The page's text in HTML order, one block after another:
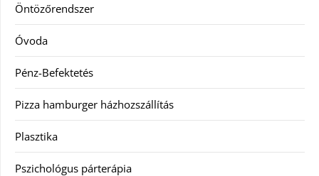
Öntözőrendszer
Óvoda
Pénz-Befektetés
Pizza hamburger házhozszállítás
Plasztika
Pszichológus párterápia